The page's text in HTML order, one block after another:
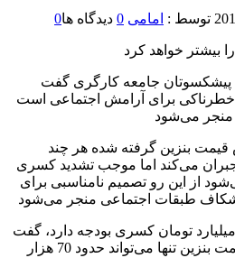
توسط : امامی 0 دیدگاه ها0
بیشتر خواهد کرد
جامعه کارگری گفت
خطرناکی برای آ‌رامش اجتماعی است
منجر می‌شود
بنزین گرفته شده هر چند
جبران می‌کند اما موجب تشدید کسری
از این رو تصمیم نامناسبی برای
طبقات اجتماعی منجر می‌شود
دولت 136 هزار میلیارد تومان کسری بودجه دارد، گفت
در نهایت دولت با افزایش قیمت بنزین تنها می‌تواند حدود 70 هزار